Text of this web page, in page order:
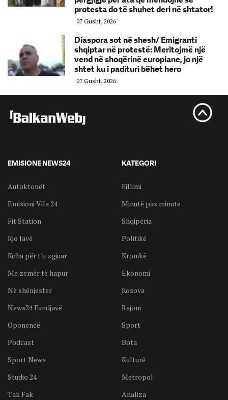
protesta do të shuhet deri në shtator!
07 Gusht, 2026
Diaspora sot në shesh/ Emigranti
shqiptar në protestë: Meritojmë një
vend në shoqërinë europiane, jo një
shtet ku i padituri bëhet hero
07 Gusht, 2026
EMISIONE NEWS24
Autoktonët
Emisioni Vila 24
Fit Station
Kjo Javë
Koha për t'u zgjuar
Me zemër të hapur
Në shënjester
News24 Fundjavë
Oponencë
Podcast
Sport News
Studio 24
Tak Fak
KATEGORI
Fillimi
Minutë pas minute
Shqipëria
Politikë
Kronikë
Ekonomi
Kosova
Rajoni
Sport
Bota
Kulturë
Metropol
Analiza